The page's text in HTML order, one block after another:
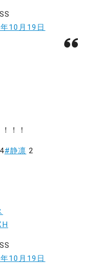
10月19日
！！
#静凛 2
10月19日